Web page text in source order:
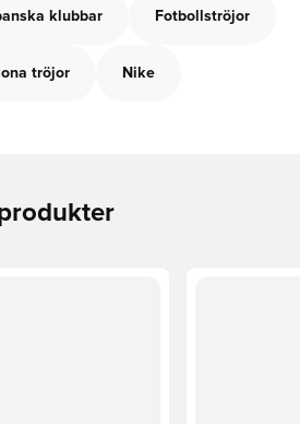
klubbar Fotbollströjor
tröjor Nike